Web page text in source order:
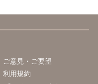
ご意見・ご要望
利用規約